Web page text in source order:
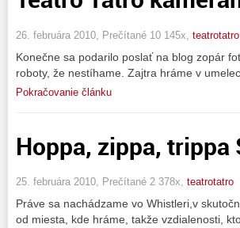
26. februára 2010, Prečítané 10 145x, teatrotatro
Konečne sa podarilo poslať na blog zopár
roboty, že nestíhame. Zajtra hráme v
Pokračovanie článku
Hoppa, zippa, trippa
25. februára 2010, Prečítané 2 378x, teatrotatro
Práve sa nachádzame vo Whistleri,v
od miesta, kde hráme, takže vzdialenosti,